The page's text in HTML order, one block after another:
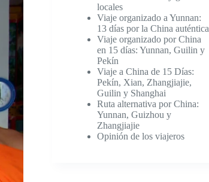
locales
Viaje organizado a Yunnan:
13 días por la China auténtica
Viaje organizado por China
en 15 días: Yunnan, Guilin y
Pekín
Viaje a China de 15 Días:
Pekín, Xian, Zhangjiajie,
Guilin y Shanghai
Ruta alternativa por China:
Yunnan, Guizhou y
Zhangjiajie
Opinión de los viajeros